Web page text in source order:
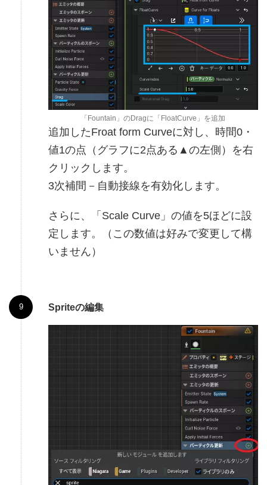
「Fountain」のDragに「FloatCurve」を追加
追加したFroat form Curveに対し、時間0・
値1の点（グラフに2点ある▲の左側）を右
クリックします。
3次補間－自動接線を有効化します。
さらに、「Scale Curve」の値を5ほどに設
定します。（この数値は好みで変更して構
いません）
Spriteの編集